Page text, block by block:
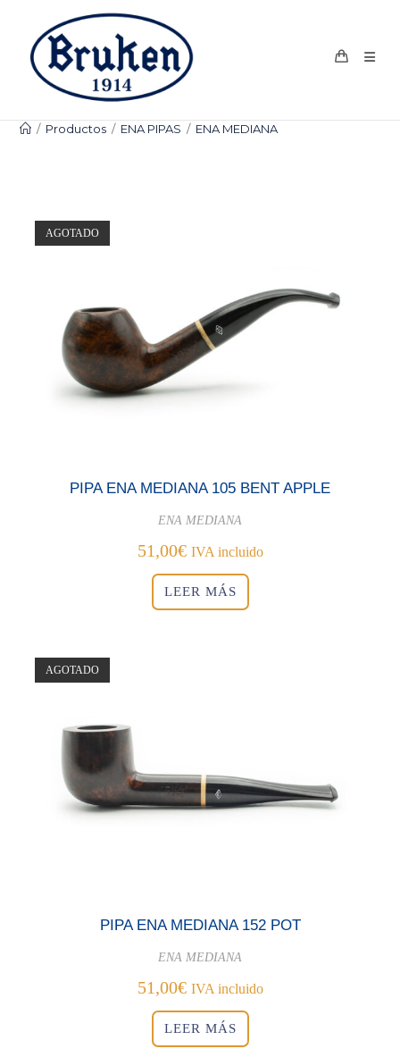
contenido
/ Productos / ENA PIPAS / ENA MEDIANA
AGOTADO
PIPA ENA MEDIANA 105 BENT APPLE
ENA MEDIANA
51,00€ IVA incluido
LEER MÁS
AGOTADO
PIPA ENA MEDIANA 152 POT
ENA MEDIANA
51,00€ IVA incluido
LEER MÁS